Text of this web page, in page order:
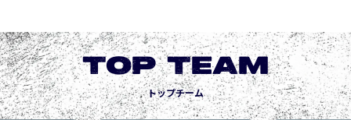
TOP TEAM
トップチーム